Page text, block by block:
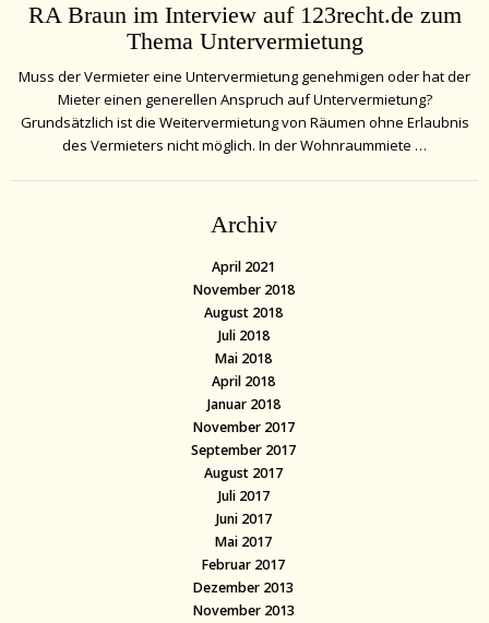
RA Braun im Interview auf 123recht.de zum
Thema Untervermietung
Muss der Vermieter eine Untervermietung genehmigen oder hat der
Mieter einen generellen Anspruch auf Untervermietung?
Grundsätzlich ist die Weitervermietung von Räumen ohne Erlaubnis
des Vermieters nicht möglich. In der Wohnraummiete …
Archiv
April 2021
November 2018
August 2018
Juli 2018
Mai 2018
April 2018
Januar 2018
November 2017
September 2017
August 2017
Juli 2017
Juni 2017
Mai 2017
Februar 2017
Dezember 2013
November 2013